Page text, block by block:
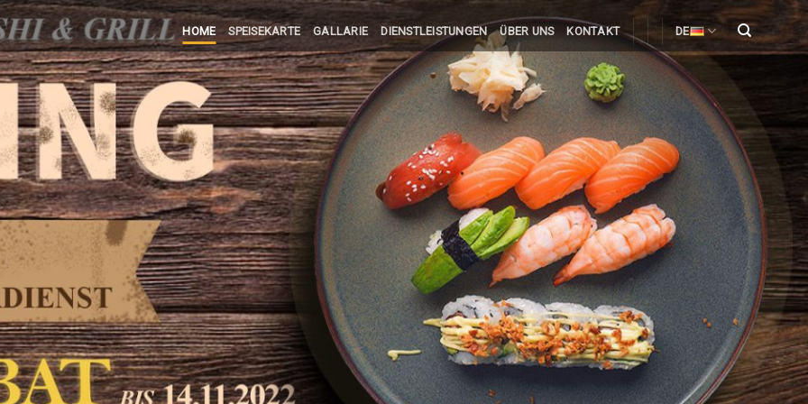
HOME SPEISEKARTE GALLARIE DIENSTLEISTUNGEN ÜBER UNS KONTAKT DE